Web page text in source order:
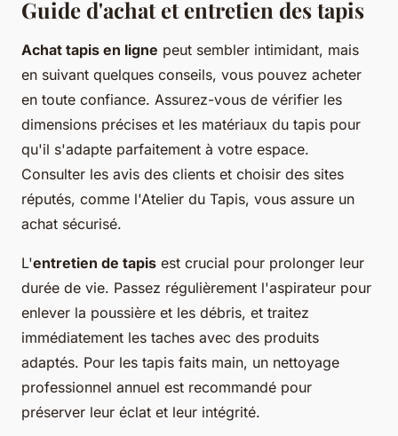
Guide d'achat et entretien des tapis
Achat tapis en ligne peut sembler intimidant, mais
en suivant quelques conseils, vous pouvez acheter
en toute confiance. Assurez-vous de vérifier les
dimensions précises et les matériaux du tapis pour
qu'il s'adapte parfaitement à votre espace.
Consulter les avis des clients et choisir des sites
réputés, comme l'Atelier du Tapis, vous assure un
achat sécurisé.
L'entretien de tapis est crucial pour prolonger leur
durée de vie. Passez régulièrement l'aspirateur pour
enlever la poussière et les débris, et traitez
immédiatement les taches avec des produits
adaptés. Pour les tapis faits main, un nettoyage
professionnel annuel est recommandé pour
préserver leur éclat et leur intégrité.